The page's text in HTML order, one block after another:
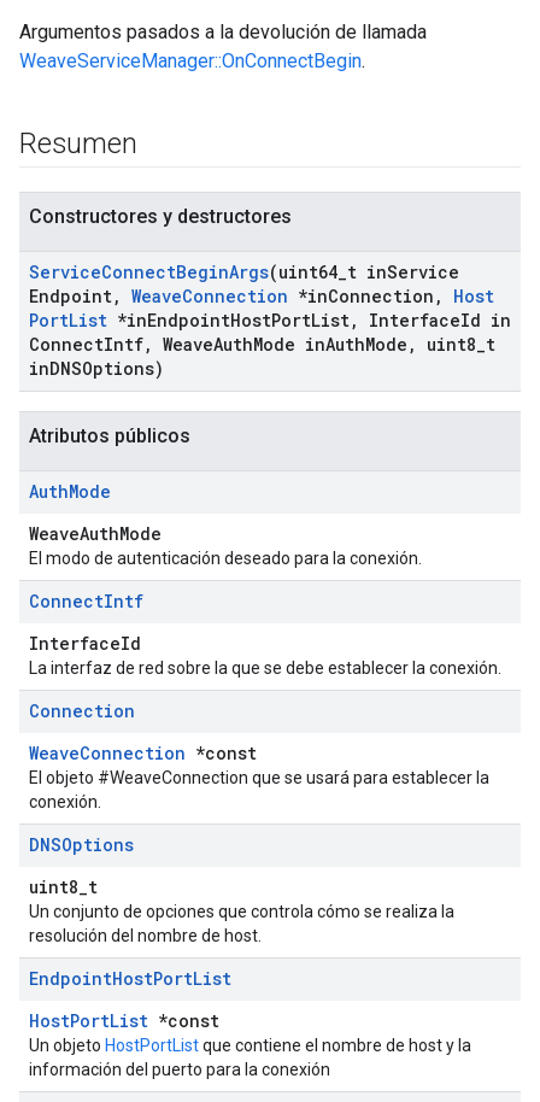
Argumentos pasados a la devolución de llamada
WeaveServiceManager::OnConnectBegin.
Resumen
Constructores y destructores
ServiceConnectBeginArgs(uint64 t inService
Endpoint, WeaveConnection *inConnection ,
Host
PortList *inEndpointHostPortList, InterfaceId in
ConnectIntf, WeaveAuthMode inAuthMode , uint8 t
inDNSOptions)
Atributos públicos
AuthMode
WeaveAuthMode
El modo de autenticación deseado para la conexión.
ConnectIntf
InterfaceId
La interfaz de red sobre la que se debe establecer la conexión.
Connection
WeaveConnection *const
El objeto #WeaveConnection que se usará para establecer la
conexión.
DNSOptions
uint8_t
Un conjunto de opciones que controla cómo se realiza la
resolución del nombre de host.
EndpointHostPortList
HostPortList *const
Un objeto HostPortListque contiene el nombre de host y la
información del puerto para la conexión